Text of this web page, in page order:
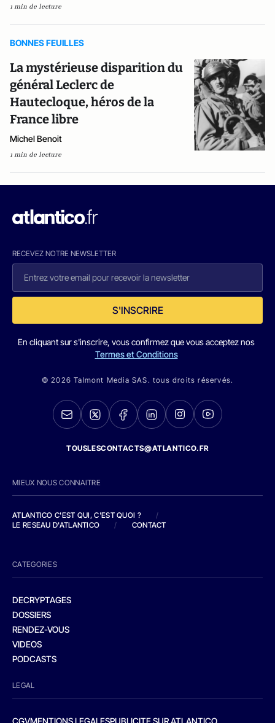
1 min de lecture
BONNES FEUILLES
La mystérieuse disparition du
général Leclerc de
Hautecloque, héros de la
France libre
Michel Benoit
1 min de lecture
RECEVEZ NOTRE NEWSLETTER
S'INSCRIRE
En cliquant sur s'inscrire, vous confirmez que vous acceptez nos
Termes et Conditions
© 2026 Talmont Media SAS. tous droits réservés.
TOUSLESCONTACTS@ATLANTICO.FR
MIEUX NOUS CONNAITRE
ATLANTICO C'EST QUI, C'EST QUOI ?
/
LE RESEAU D'ATLANTICO
/ CONTACT
CATEGORIES
DECRYPTAGES
DOSSIERS
RENDEZ-VOUS
VIDEOS
PODCASTS
LEGAL
CGVMENTIONS LEGALESPUBLICITE SUR ATLANTICO